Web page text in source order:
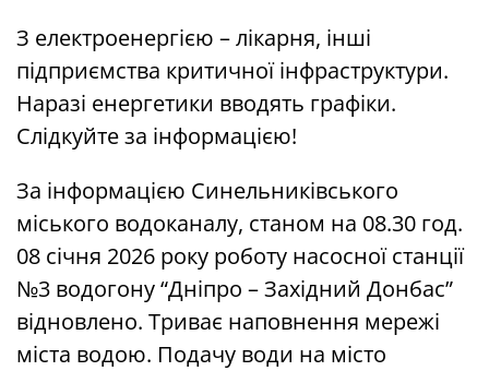
З електроенергією – лікарня, інші
підприємства критичної інфраструктури.
Наразі енергетики вводять графіки.
Слідкуйте за інформацією!
За інформацією Синельниківського
міського водоканалу, станом на 08.30 год.
08 січня 2026 року роботу насосної станції
№3 водогону “Дніпро – Західний Донбас”
відновлено. Триває наповнення мережі
міста водою. Подачу води на місто